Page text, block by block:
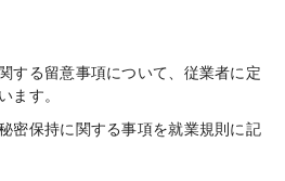
する留意事項について、従業者に定
ます。
密保持に関する事項を就業規則に記